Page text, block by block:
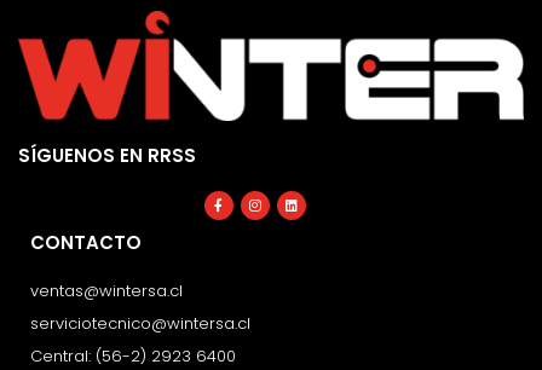
SÍGUENOS EN RRSS
Facebook-
f
Instagram
Linkedin
CONTACTO
ventas@wintersa.cl
serviciotecnico@wintersa.cl
Central: (56-2) 2923 6400